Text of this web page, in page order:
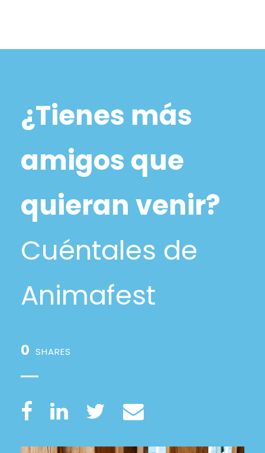
¿Tienes más
amigos que
quieran venir?
Cuéntales de
Animafest
0 SHARES